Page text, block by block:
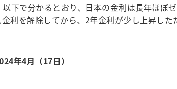
下で分かるとおり、日本の金利は長年ほぼ
利を解除してから、2年金利が少し上昇し
年4月（17日）